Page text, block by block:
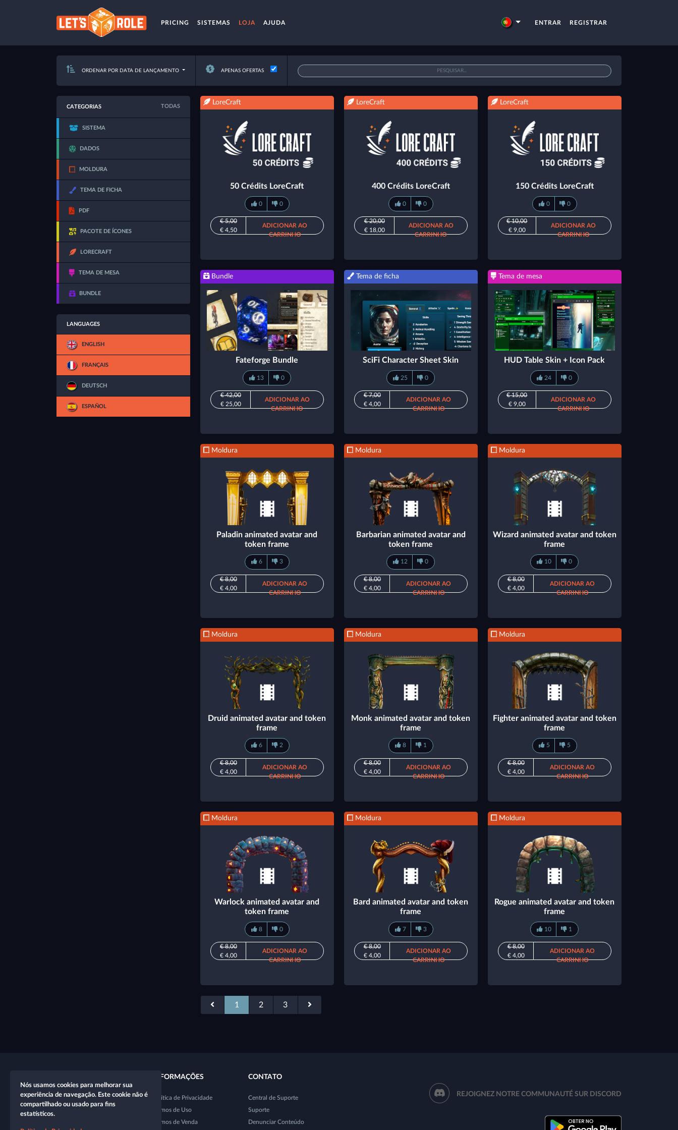
PRICING SISTEMAS LOJA AJUDA ENTRAR REGISTRAR
ORDENAR POR DATA DE LANÇAMENTO APENAS OFERTAS
CATEGORIAS TODAS
SISTEMA
DADOS
MOLDURA
TEMA DE FICHA
PDF
PACOTE DE ÍCONES
LORECRAFT
TEMA DE MESA
BUNDLE
LANGUAGES
ENGLISH
FRANÇAIS
DEUTSCH
ESPAÑOL
LoreCraft
50 Crédits LoreCraft
0 0
€ 5,00
€ 4,50
ADICIONAR AO
CARRINHO
LoreCraft
400 Crédits LoreCraft
0 0
€ 20,00
€ 18,00
ADICIONAR AO
CARRINHO
LoreCraft
150 Crédits LoreCraft
0 0
€ 10,00
€ 9,00
ADICIONAR AO
CARRINHO
Bundle
Fateforge Bundle
13 0
€ 42,00
€ 25,00
ADICIONAR AO
CARRINHO
Tema de ficha
SciFi Character Sheet Skin
25 0
€ 7,00
€ 4,00
ADICIONAR AO
CARRINHO
Tema de mesa
HUD Table Skin + Icon Pack
24 0
€ 15,00
€ 9,00
ADICIONAR AO
CARRINHO
Moldura
Paladin animated avatar and
token frame
6 3
€ 8,00
€ 4,00
ADICIONAR AO
CARRINHO
Moldura
Barbarian animated avatar and
token frame
12 0
€ 8,00
€ 4,00
ADICIONAR AO
CARRINHO
Moldura
Wizard animated avatar and token
frame
10 0
€ 8,00
€ 4,00
ADICIONAR AO
CARRINHO
Moldura
Druid animated avatar and token
frame
6 2
€ 8,00
€ 4,00
ADICIONAR AO
CARRINHO
Moldura
Monk animated avatar and token
frame
8 1
€ 8,00
€ 4,00
ADICIONAR AO
CARRINHO
Moldura
Fighter animated avatar and token
frame
5 5
€ 8,00
€ 4,00
ADICIONAR AO
CARRINHO
Moldura
Warlock animated avatar and
token frame
8 0
€ 8,00
€ 4,00
ADICIONAR AO
CARRINHO
Moldura
Bard animated avatar and token
frame
7 3
€ 8,00
€ 4,00
ADICIONAR AO
CARRINHO
Moldura
Rogue animated avatar and token
frame
10 1
€ 8,00
€ 4,00
ADICIONAR AO
CARRINHO
1 2 3
Novo personagem
INFORMAÇÕES
Política de Privacidade
Termos de Uso
Termos de Venda
CONTATO
Central de Suporte
Suporte
Denunciar Conteúdo
REJOIGNEZ NOTRE COMMUNAUTÉ SUR DISCORD
Nós usamos cookies para melhorar sua
experiência de navegação. Este cookie não é
compartilhado ou usado para fins
estatísticos.